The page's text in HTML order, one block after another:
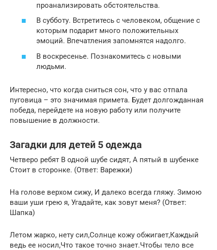
проанализировать обстоятельства.
В субботу. Встретитесь с человеком, общение с
которым подарит много положительных
эмоций. Впечатления запомнятся надолго.
В воскресенье. Познакомитесь с новыми
людьми.
Интересно, что когда сниться сон, что у вас отпала
пуговица – это значимая примета. Будет долгожданная
победа, перейдете на новую работу или получите
повышение в должности.
Загадки для детей 5 одежда
Четверо ребят В одной шубе сидят, А пятый в шубенке
Стоит в сторонке. (Ответ: Варежки)
На голове верхом сижу, И далеко всегда гляжу. Зимою
ваши уши грею я, Угадайте, как зовут меня? (Ответ:
Шапка)
Летом жарко, нету сил,Солнце кожу обжигает,Каждый
ведь ее носил,Что такое точно знает.Чтобы тело все